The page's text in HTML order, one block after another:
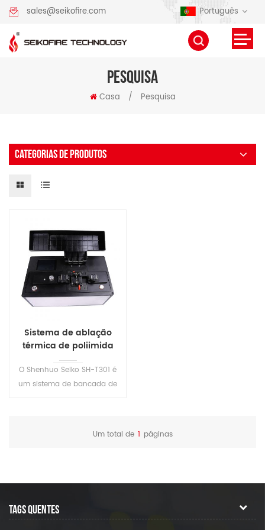
sales@seikofire.com Português
PESQUISA
Casa / Pesquisa
CATEGORIAS DE PRODUTOS
Sistema de ablação
térmica de poliimida
(PI) de alta precisão
SH-T301
O Shenhuo Seiko SH-T301 é
um sistema de bancada de
revestimentos de poliimida
estabilidade térmica e
Um total de 1 páginas
TAGS QUENTES